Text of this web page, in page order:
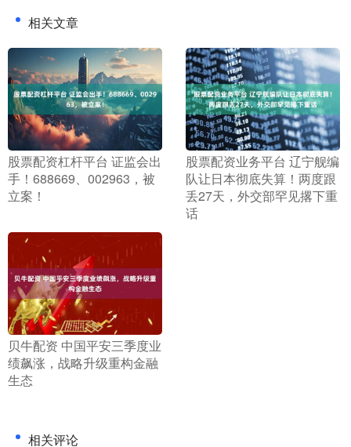
相关文章
​股票配资杠杆平台 证监会出
手！688669、002963，被
立案！
​股票配资业务平台 辽宁舰编
队让日本彻底失算！两度跟
丢27天，外交部罕见撂下重
话
​贝牛配资 中国平安三季度业
绩飙涨，战略升级重构金融
生态
相关评论